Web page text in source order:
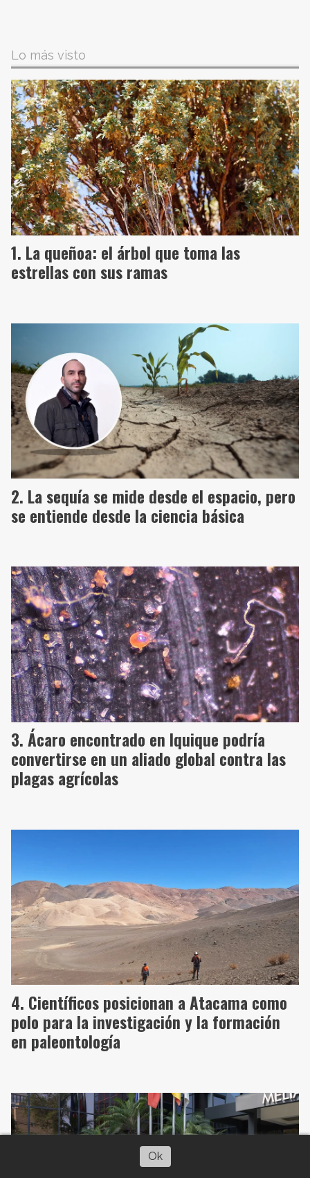
Lo más visto
La queñoa: el árbol que toma las
estrellas con sus ramas
La sequía se mide desde el espacio, pero
se entiende desde la ciencia básica
Ácaro encontrado en Iquique podría
convertirse en un aliado global contra las
plagas agrícolas
Científicos posicionan a Atacama como
polo para la investigación y la formación
en paleontología
Ok